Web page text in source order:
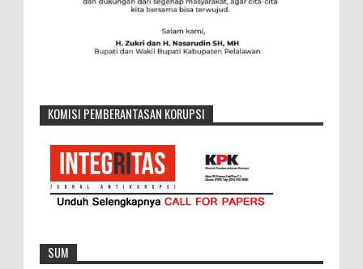
KOMISI PEMBERANTASAN KORUPSI
SUM